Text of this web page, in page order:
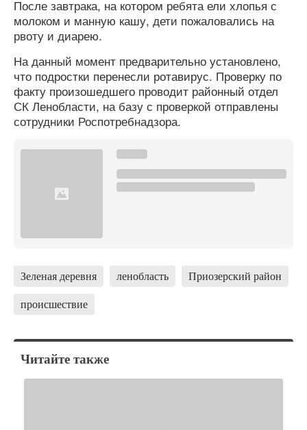
После завтрака, на котором ребята ели хлопья с
молоком и манную кашу, дети пожаловались на
рвоту и диарею.
На данный момент предварительно установлено,
что подростки перенесли ротавирус. Проверку по
факту произошедшего проводит районный отдел
СК Ленобласти, на базу с проверкой отправлены
сотрудники Роспотребнадзора.
Зеленая деревня ленобласть
Приозерский район
происшествие
Читайте также